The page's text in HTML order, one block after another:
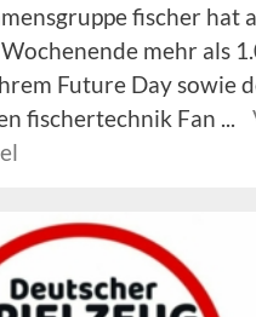
fischer hat
mehr als
Future Day sowie
fischertechnik Fan ...